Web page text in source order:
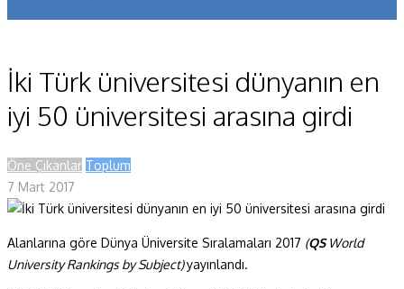
Yaşam Bilimleri
Sağlık
Fizik ve Uzay
İki Türk üniversitesi dünyanın en
iyi 50 üniversitesi arasına girdi
Öne Çıkanlar Toplum
7 Mart 2017
Alanlarına göre Dünya Üniversite Sıralamaları 2017 (QSWorld
University Rankings by Subject)yayınlandı.